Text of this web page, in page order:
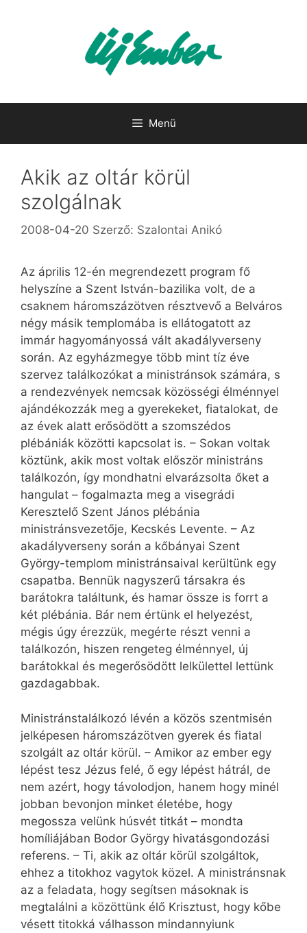
Menü
Akik az oltár körül
szolgálnak
2008-04-20 Szerző: Szalontai Anikó
Az április 12-én megrendezett program fő
helyszíne a Szent István-bazilika volt, de a
csaknem háromszázötven résztvevő a Belváros
négy másik templomába is ellátogatott az
immár hagyományossá vált akadályverseny
során. Az egyházmegye több mint tíz éve
szervez találkozókat a ministránsok számára, s
a rendezvények nemcsak közösségi élménnyel
ajándékozzák meg a gyerekeket, fiatalokat, de
az évek alatt erősödött a szomszédos
plébániák közötti kapcsolat is. – Sokan voltak
köztünk, akik most voltak először ministráns
találkozón, így mondhatni elvarázsolta őket a
hangulat – fogalmazta meg a visegrádi
Keresztelő Szent János plébánia
ministránsvezetője, Kecskés Levente. – Az
akadályverseny során a kőbányai Szent
György-templom ministránsaival kerültünk egy
csapatba. Bennük nagyszerű társakra és
barátokra találtunk, és hamar össze is forrt a
két plébánia. Bár nem értünk el helyezést,
mégis úgy érezzük, megérte részt venni a
találkozón, hiszen rengeteg élménnyel, új
barátokkal és megerősödött lelkülettel lettünk
gazdagabbak.
Ministránstalálkozó lévén a közös szentmisén
jelképesen háromszázötven gyerek és fiatal
szolgált az oltár körül. – Amikor az ember egy
lépést tesz Jézus felé, ő egy lépést hátrál, de
nem azért, hogy távolodjon, hanem hogy minél
jobban bevonjon minket életébe, hogy
megossza velünk húsvét titkát – mondta
homíliájában Bodor György hivatásgondozási
referens. – Ti, akik az oltár körül szolgáltok,
ehhez a titokhoz vagytok közel. A ministránsnak
az a feladata, hogy segítsen másoknak is
megtalálni a közöttünk élő Krisztust, hogy kőbe
vésett titokká válhasson mindannyiunk